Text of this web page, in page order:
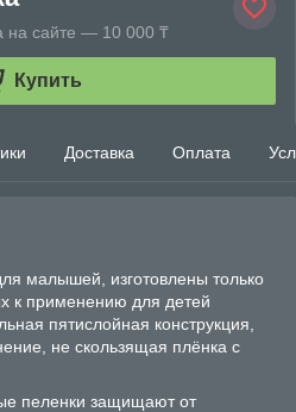
на сайте — 10 000 ₸
Купить
Доставка Оплата
малышей, изготовлены только
к применению для детей
пятислойная конструкция,
не скользящая плёнка с
пеленки защищают от